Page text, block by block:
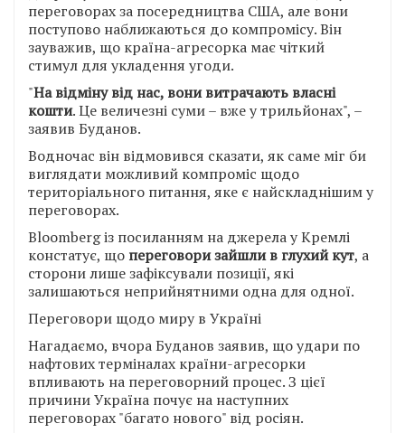
переговорах за посередництва США, але вони
поступово наближаються до компромісу. Він
зауважив, що країна-агресорка має чіткий
стимул для укладення угоди.
"На відміну від нас, вони витрачають власні
кошти. Це величезні суми – вже у трильйонах", –
заявив Буданов.
Водночас він відмовився сказати, як саме міг би
виглядати можливий компроміс щодо
територіального питання, яке є найскладнішим у
переговорах.
Bloomberg із посиланням на джерела у Кремлі
констатує, що переговори зайшли в глухий кут, а
сторони лише зафіксували позиції, які
залишаються неприйнятними одна для одної.
Переговори щодо миру в Україні
Нагадаємо, вчора Буданов заявив, що удари по
нафтових терміналах країни-агресорки
впливають на переговорний процес. З цієї
причини Україна почує на наступних
переговорах "багато нового" від росіян.